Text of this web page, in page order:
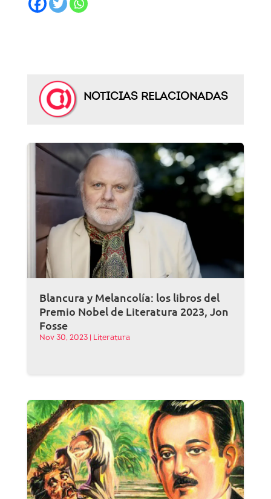
NOTICIAS RELACIONADAS
Blancura y Melancolía: los libros del
Premio Nobel de Literatura 2023, Jon
Fosse
Nov 30, 2023| Literatura